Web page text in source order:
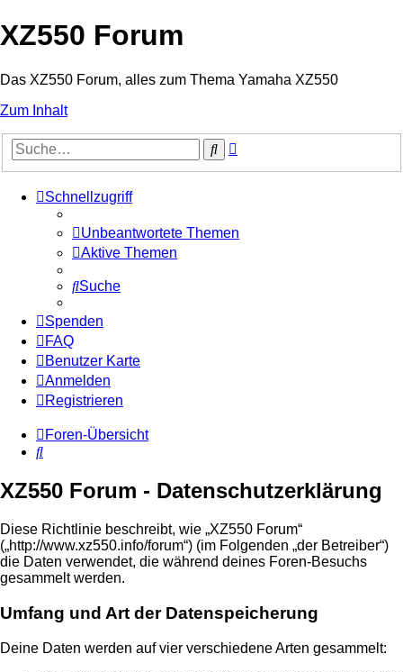
XZ550 Forum
Das XZ550 Forum, alles zum Thema Yamaha XZ550
Zum Inhalt
Suche
Schnellzugriff
Unbeantwortete Themen
Aktive Themen
Suche
Spenden
FAQ
Benutzer Karte
Anmelden
Registrieren
Foren-Übersicht
Suche
XZ550 Forum - Datenschutzerklärung
Diese Richtlinie beschreibt, wie „XZ550 Forum“
(„http://www.xz550.info/forum“) (im Folgenden „der Betreiber“)
die Daten verwendet, die während deines Foren-Besuchs
gesammelt werden.
Umfang und Art der Datenspeicherung
Deine Daten werden auf vier verschiedene Arten gesammelt: